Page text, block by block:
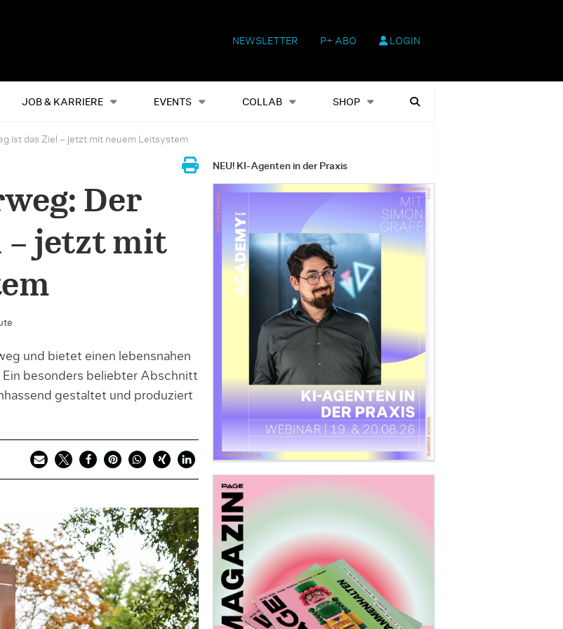
NEWSLETTER P+ ABO LOGIN
JOB & KARRIERE EVENTS COLLAB SHOP
Alles Events Shop Heftausgaben Suchen
ist das Ziel – jetzt mit neuem Leitsystem
Der
– jetzt mit
und bietet einen lebensnahen
besonders beliebter Abschnitt
gestaltet und produziert
NEU! KI-Agenten in der Praxis